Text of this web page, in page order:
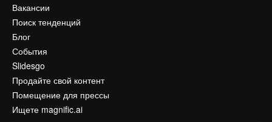
Вакансии
Поиск тенденций
Блог
События
Slidesgo
Продайте свой контент
Помещение для прессы
Ищете magnific.ai